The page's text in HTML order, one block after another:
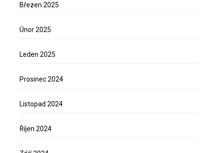
Březen 2025
Únor 2025
Leden 2025
Prosinec 2024
Listopad 2024
Říjen 2024